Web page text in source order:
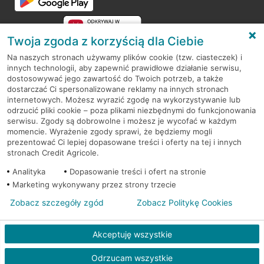
RODO
Regulamin serwisu
Mapa serwisu
PolitykaCookies
© 2026 Credit Agricole Bank Polska S.A. Wszelkie prawa zastrzeżone
Twoja zgoda z korzyścią dla Ciebie
Na naszych stronach używamy plików cookie (tzw. ciasteczek) i
innych technologii, aby zapewnić prawidłowe działanie serwisu,
dostosowywać jego zawartość do Twoich potrzeb, a także
dostarczać Ci spersonalizowane reklamy na innych stronach
internetowych. Możesz wyrazić zgodę na wykorzystywanie lub
odrzucić pliki cookie – poza plikami niezbędnymi do funkcjonowania
serwisu. Zgody są dobrowolne i możesz je wycofać w każdym
momencie. Wyrażenie zgody sprawi, że będziemy mogli
prezentować Ci lepiej dopasowane treści i oferty na tej i innych
stronach Credit Agricole.
Analityka
Dopasowanie treści i ofert na stronie
Marketing wykonywany przez strony trzecie
Akceptuję wszystkie
Odrzucam wszystkie
Zobacz szczegóły zgód Zobacz Politykę Cookies